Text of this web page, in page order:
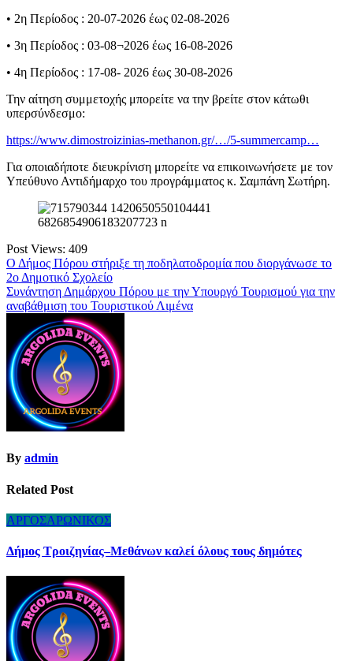
• 2η Περίοδος : 20-07-2026 έως 02-08-2026
• 3η Περίοδος : 03-08¬2026 έως 16-08-2026
• 4η Περίοδος : 17-08- 2026 έως 30-08-2026
Την αίτηση συμμετοχής μπορείτε να την βρείτε στον κάτωθι
υπερσύνδεσμο:
https://www.dimostroizinias-methanon.gr/…/5-summercamp…
Για οποιαδήποτε διευκρίνιση μπορείτε να επικοινωνήσετε με τον
Υπεύθυνο Αντιδήμαρχο του προγράμματος κ. Σαμπάνη Σωτήρη.
Post Views: 409
Πλοήγηση
άρθρων
Ο Δήμος Πόρου στήριξε τη ποδηλατοδρομία που διοργάνωσε το
2ο Δημοτικό Σχολείο
Συνάντηση Δημάρχου Πόρου με την Υπουργό Τουρισμού για την
αναβάθμιση του Τουριστικού Λιμένα
By admin
Related Post
ΑΡΓΟΣΑΡΩΝΙΚΟΣ
Δήμος Τροιζηνίας–Μεθάνων καλεί όλους τους δημότες